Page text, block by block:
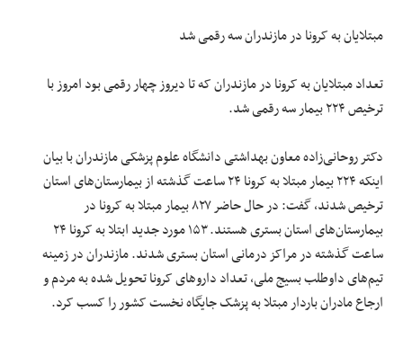
مبتلایان به کرونا در مازندران سه رقمی شد
تعداد مبتلایان به کرونا در مازندران که تا دیروز چهار رقمی بود امروز با
ترخیص ۲۲۴ بیمار سه رقمی شد.
دکتر روحانی‌زاده معاون بهداشتی دانشگاه علوم پزشکی مازندران با بیان
اینکه ۲۲۴ بیمار مبتلا به کرونا ۲۴ ساعت گذشته از بیمارستان‌های استان
ترخیص شدند، گفت: در حال حاضر ۸۲۷ بیمار مبتلا به کرونا در
بیمارستان‌های استان بستری هستند. ۱۵۳ مورد جدید ابتلا به کرونا ۲۴
ساعت گذشته در مراکز درمانی استان بستری شدند. مازندران در زمینه
تیم‌های داوطلب بسیج ملی، تعداد دارو‌های کرونا تحویل شده به مردم و
ارجاع مادران باردار مبتلا به پزشک جایگاه نخست کشور را کسب کرد.